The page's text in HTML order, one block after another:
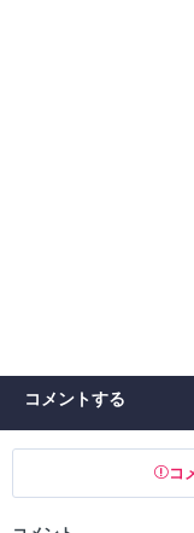
コメントする
コ